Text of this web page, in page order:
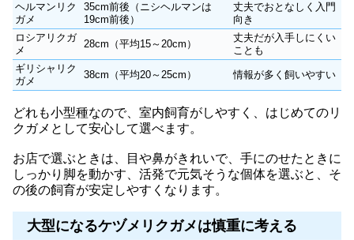
ヘルマンリク
ガメ
35cm前後（ニシヘルマンは
19cm前後）
丈夫でおとなしく入門
向き
ロシアリクガ
メ
28cm（平均15～20cm）
丈夫だが入手しにくい
ことも
ギリシャリク
ガメ
38cm（平均20～25cm） 情報が多く飼いやすい
どれも小型種なので、室内飼育がしやすく、はじめてのリ
クガメとして安心して選べます。
お店で選ぶときは、目や鼻がきれいで、手にのせたときに
しっかり脚を動かす、活発で元気そうな個体を選ぶと、そ
の後の飼育が安定しやすくなります。
大型になるケヅメリクガメは慎重に考える